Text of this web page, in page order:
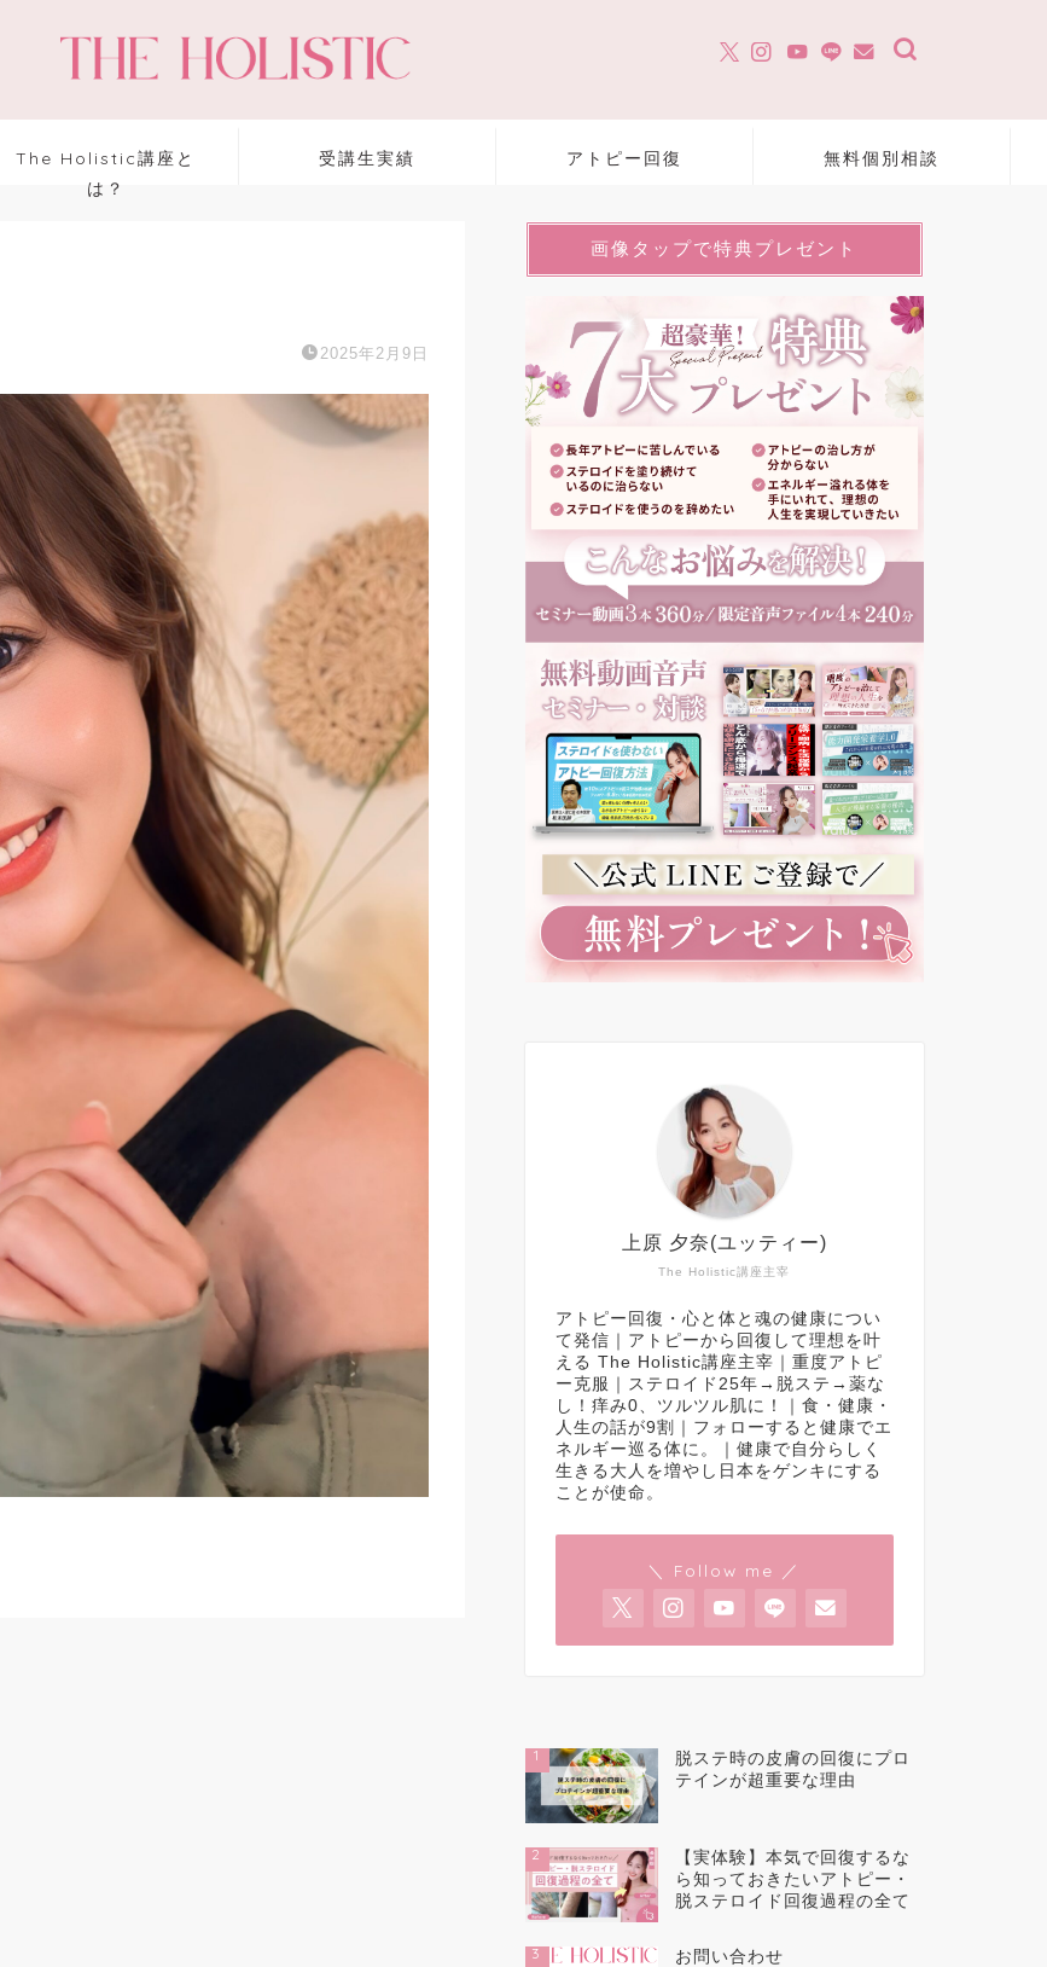
The Holistic講座と
は？
受講生実績 アトピー回復 無料個別相談
2025年2月9日
画像タップで特典プレゼント
The Holistic講座主宰
上原 夕奈(ユッティー)
アトピー回復・心と体と魂の健康につい
て発信｜アトピーから回復して理想を叶
える The Holistic講座主宰｜重度アトピ
ー克服｜ステロイド25年→脱ステ→薬な
し！痒み0、ツルツル肌に！｜食・健康・
人生の話が9割｜フォローすると健康でエ
ネルギー巡る体に。｜健康で自分らしく
生きる大人を増やし日本をゲンキにする
ことが使命。
＼ Follow me ／
1
脱ステ時の皮膚の回復にプロ
テインが超重要な理由
2
【実体験】本気で回復するな
ら知っておきたいアトピー・
脱ステロイド回復過程の全て
3 お問い合わせ